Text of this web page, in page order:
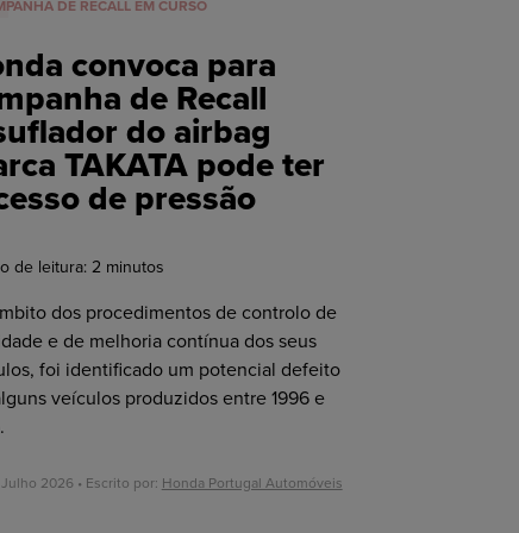
DE RECALL EM CURSO
convoca para
de Recall
do airbag
TAKATA pode ter
de pressão
de leitura: 2 minutos
dos procedimentos de controlo de
e de melhoria contínua dos seus
foi identificado um potencial defeito
veículos produzidos entre 1996 e
2026 • Escrito por: Honda Portugal Automóveis